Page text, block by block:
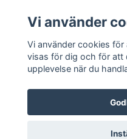
Vi använder
Vi använder cookies
visas för dig och för att
upplevelse när du